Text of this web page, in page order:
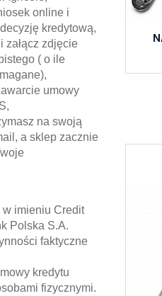
online i
kredytową,
załącz zdjęcie
( o ile
umowy
na swoją
a sklep zacznie
w imieniu Credit
Polska S.A.
faktyczne
kredytu
fizycznymi.